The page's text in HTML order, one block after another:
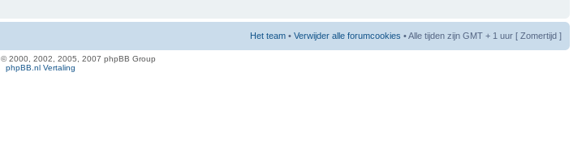
Het team • Verwijder alle forumcookies • Alle tijden zijn GMT + 1 uur [ Zomertijd ]
© 2000, 2002, 2005, 2007 phpBB Group
phpBB.nl Vertaling